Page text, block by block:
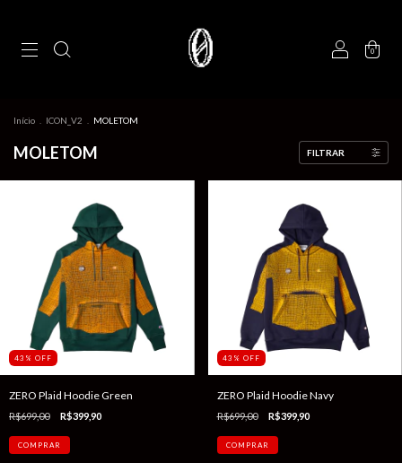
0
Início ICON_V2 MOLETOM
MOLETOM FILTRAR
43 % OFF
ZERO Plaid Hoodie Green
R$699,00 R$399,90
COMPRAR
43 % OFF
ZERO Plaid Hoodie Navy
R$699,00 R$399,90
COMPRAR